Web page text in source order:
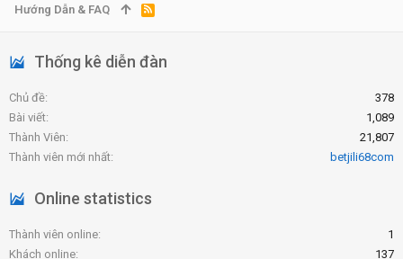
Thống kê diễn đàn
Chủ đề
378
Bài viết
1,089
Thành Viên
21,807
Thành viên mới nhất
betjili68com
Online statistics
Thành viên online
1
Khách online
137
Hướng Dẫn & FAQ
R
S